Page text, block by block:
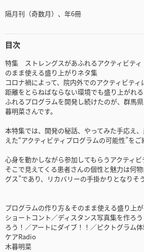
隔月刊（奇数月）、年6冊
目次
特集 ストレングスがあふれるアクティビテ
のまま使える盛り上がりネタ集
コロナ禍によって、院内外でのアクティビティ
距離をとらねばならない環境でも盛り上がれ
ふれるプログラムを開発し続けたのが、群馬
暮明菜さんです。
本特集では、開発の秘話、やってみた手応え
えた“アクティビティプログラムの可能性”をご
心身を動かしながら参加してもらうアクティビ
そこで見えてくる患者さんの個性と魅力は何
グス”であり、リカバリーの手掛かりとなりそ
プログラムの作り方＆そのまま使える盛り上
ショートコント／ディスタンス写真集を作ろ
ろう！／アートにダイブ！！／ピクトグラム
ケアRadio
木暮明菜